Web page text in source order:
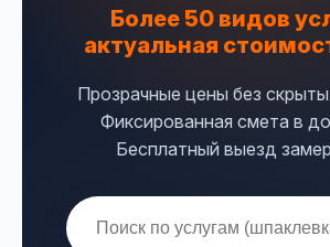
Более 50 видов
актуальная
Прозрачные цены без
Фиксированная смета в
Бесплатный выезд